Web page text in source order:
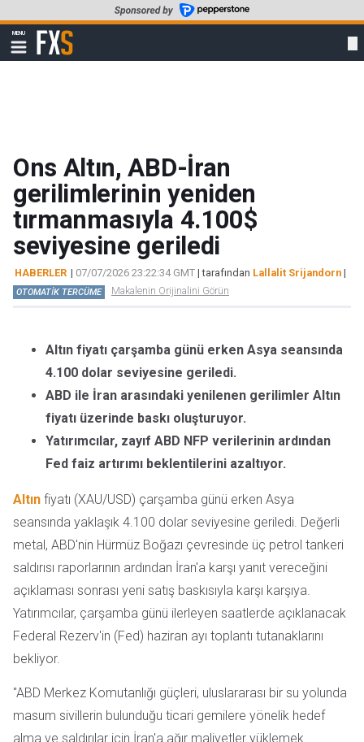
to
main
content
MENU
Show
navigation
FXStreet
Ons Altın, ABD-İran
gerilimlerinin yeniden
tırmanmasıyla 4.100$
seviyesine geriledi
HABERLER | 07/07/2026 23:22:34 GMT | tarafından Lallalit Srijandorn |
OTOMATİK TERCÜME Makalenin Orijinalini Görün
Altın fiyatı çarşamba günü erken Asya seansında
4.100 dolar seviyesine geriledi.
ABD ile İran arasındaki yenilenen gerilimler Altın
fiyatı üzerinde baskı oluşturuyor.
Yatırımcılar, zayıf ABD NFP verilerinin ardından
Fed faiz artırımı beklentilerini azaltıyor.
Altın fiyatı (XAU/USD) çarşamba günü erken Asya
seansında yaklaşık 4.100 dolar seviyesine geriledi. Değerli
metal, ABD'nin Hürmüz Boğazı çevresinde üç petrol tankeri
saldırısı raporlarının ardından İran'a karşı yanıt vereceğini
açıklaması sonrası yeni satış baskısıyla karşı karşıya.
Yatırımcılar, çarşamba günü ilerleyen saatlerde açıklanacak
Federal Rezerv'in (Fed) haziran ayı toplantı tutanaklarını
bekliyor.
"ABD Merkez Komutanlığı güçleri, uluslararası bir su yolunda
masum sivillerin bulunduğu ticari gemilere yönelik hedef
alma ve saldırılar için İran'a ağır maliyetler yüklemek